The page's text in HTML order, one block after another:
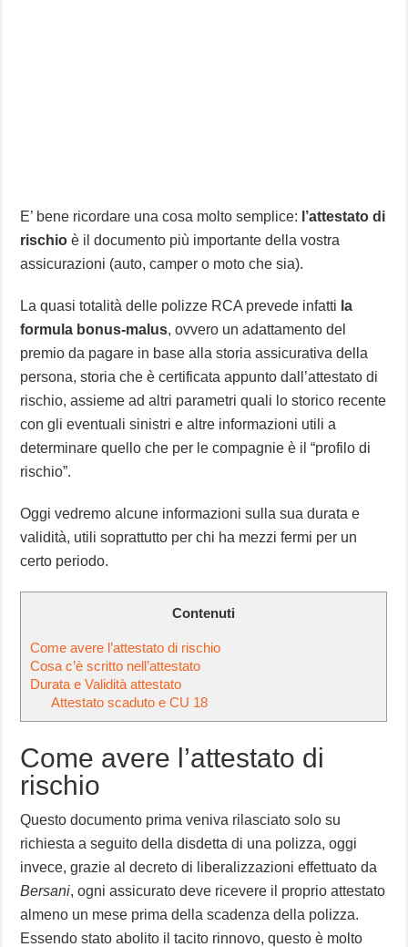
E’ bene ricordare una cosa molto semplice: l’attestato di
rischio è il documento più importante della vostra
assicurazioni (auto, camper o moto che sia).
La quasi totalità delle polizze RCA prevede infatti la
formula bonus-malus, ovvero un adattamento del
premio da pagare in base alla storia assicurativa della
persona, storia che è certificata appunto dall’attestato di
rischio, assieme ad altri parametri quali lo storico recente
con gli eventuali sinistri e altre informazioni utili a
determinare quello che per le compagnie è il “profilo di
rischio”.
Oggi vedremo alcune informazioni sulla sua durata e
validità, utili soprattutto per chi ha mezzi fermi per un
certo periodo.
Contenuti
Come avere l’attestato di rischio
Cosa c’è scritto nell’attestato
Durata e Validità attestato
Attestato scaduto e CU 18
Come avere l’attestato di
rischio
Questo documento prima veniva rilasciato solo su
richiesta a seguito della disdetta di una polizza, oggi
invece, grazie al decreto di liberalizzazioni effettuato da
Bersani, ogni assicurato deve ricevere il proprio attestato
almeno un mese prima della scadenza della polizza.
Essendo stato abolito il tacito rinnovo, questo è molto